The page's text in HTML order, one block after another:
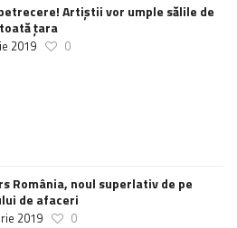
Artiștii vor umple sălile de
țara
2019 0
România, noul superlativ de pe
de afaceri
2019 0